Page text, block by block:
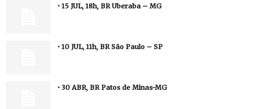
• 15 JUL, 18h, BR Uberaba – MG
• 10 JUL, 11h, BR São Paulo – SP
• 30 ABR, BR Patos de Minas-MG